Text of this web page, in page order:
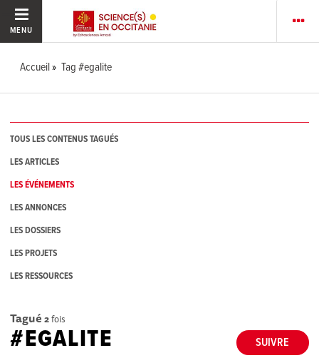
MENU
Accueil Tag #egalite
TOUS LES CONTENUS TAGUÉS
LES ARTICLES
LES ÉVÉNEMENTS
LES ANNONCES
LES DOSSIERS
LES PROJETS
LES RESSOURCES
Tagué 2fois
SUIVRE
#EGALITE